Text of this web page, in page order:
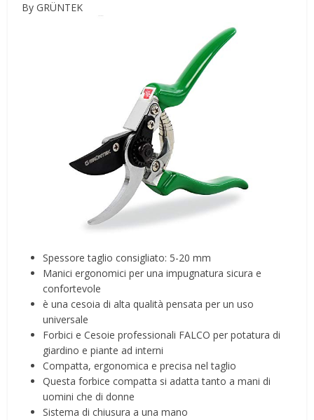
By GRÜNTEK
Spessore taglio consigliato: 5-20 mm
Manici ergonomici per una impugnatura sicura e
confortevole
è una cesoia di alta qualità pensata per un uso
universale
Forbici e Cesoie professionali FALCO per potatura di
giardino e piante ad interni
Compatta, ergonomica e precisa nel taglio
Questa forbice compatta si adatta tanto a mani di
uomini che di donne
Sistema di chiusura a una mano